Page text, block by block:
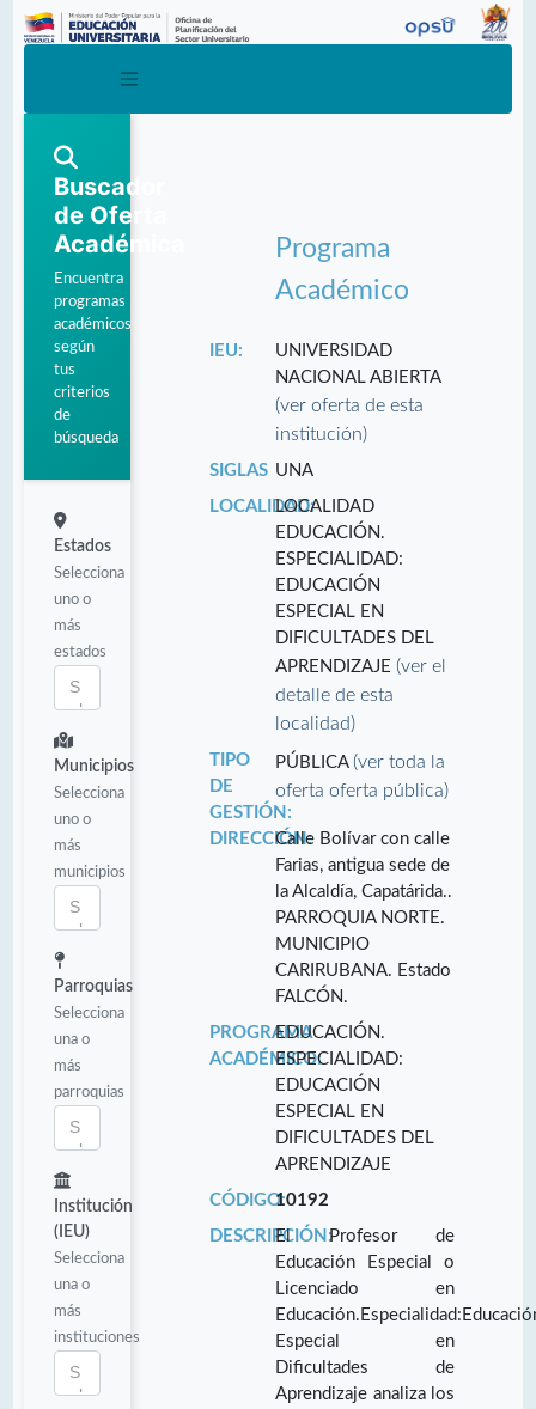
Buscador
de Oferta
Académica
Encuentra
programas
académicos
según
tus
criterios
de
búsqueda
Estados
Selecciona
uno o
más
estados
Municipios
Selecciona
uno o
más
municipios
Parroquias
Selecciona
una o
más
parroquias
Institución
(IEU)
Selecciona
una o
más
instituciones
Programa
Académico
IEU:
UNIVERSIDAD
NACIONAL ABIERTA
(ver oferta de esta
institución)
SIGLAS UNA
LOCALIDAD:LOCALIDAD
EDUCACIÓN.
ESPECIALIDAD:
EDUCACIÓN
ESPECIAL EN
DIFICULTADES DEL
APRENDIZAJE(ver el
detalle de esta
localidad)
TIPO
DE
GESTIÓN:
PÚBLICA(ver toda la
oferta oferta pública)
DIRECCIÓN:Calle Bolívar con calle
Farias, antigua sede de
la Alcaldía, Capatárida..
PARROQUIA NORTE.
MUNICIPIO
CARIRUBANA. Estado
FALCÓN.
PROGRAMA
ACADÉMICO:
EDUCACIÓN.
ESPECIALIDAD:
EDUCACIÓN
ESPECIAL EN
DIFICULTADES DEL
APRENDIZAJE
CÓDIGO:10192
DESCRIPCIÓN:El Profesor de
Educación Especial o
Licenciado en
Especial en
Dificultades de
Aprendizaje analiza los